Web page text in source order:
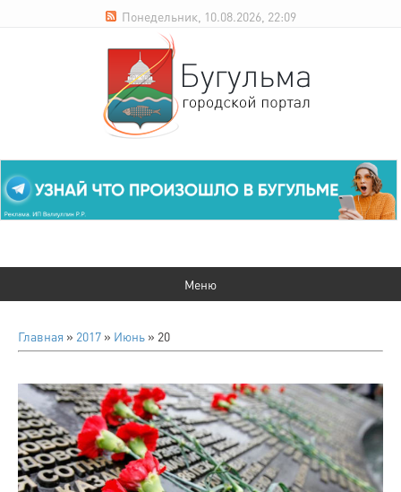
Понедельник, 10.08.2026, 22:09
Главная » 2017 » Июнь » 20